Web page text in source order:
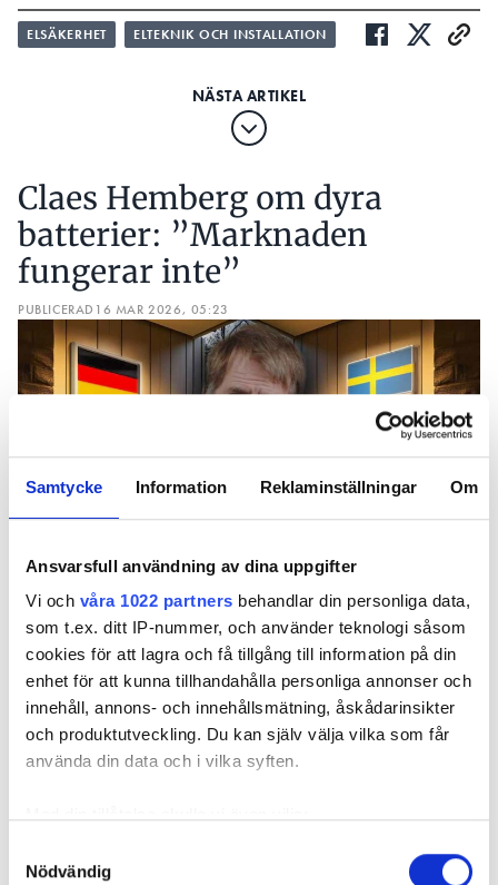
Samtycke Information Reklaminställningar Om
Ansvarsfull användning av dina uppgifter
Vi och våra 1022 partners behandlar din personliga data,
som t.ex. ditt IP-nummer, och använder teknologi såsom
cookies för att lagra och få tillgång till information på din
enhet för att kunna tillhandahålla personliga annonser och
innehåll, annons- och innehållsmätning, åskådarinsikter
och produktutveckling. Du kan själv välja vilka som får
använda din data och i vilka syften.
som kan ha en noggrannhet på upp till flera meter
Nödvändig
ELSÄKERHET ELTEKNIK OCH INSTALLATION
Claes Hemberg om dyra
batterier: ”Marknaden
fungerar inte”
PUBLICERAD 16 MAR 2026, 05:23
Claes Hemberg, energiekonom på Nibe. Foto: Nibe. OBS
bilden är ett montage
Priserna har rasat på stationära batterier. Till
exempel ett 16 kW Sungrow kostar 50 000
kronor i Tyskland. Svenskarna får betala 112